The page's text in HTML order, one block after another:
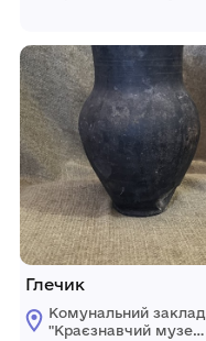
Глечик
Комунальний заклад
"Краєзнавчий музей"